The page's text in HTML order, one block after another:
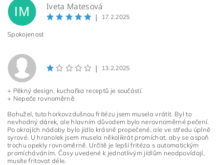
IM Iveta Matesová
| 17.2.2025
Spokojenost
| 13.2.2025
+ Pěkný design, kuchařka receptů je součástí.
+ Nepeče rovnoměrně
Bohužel, tuto horkovzdušnou fritézu jsem musela vrátit. Byl to
nevhodný dárek, ale hlavním důvodem bylo nerovnoměrné pečení.
Po okrajích nádoby bylo jídlo krásně propečené, ale ve středu úplně
syrové. U hranolek jsem musela několikrát promíchat, aby se aspoň
trochu opekly rovnoměrně. Určitě je lepší fritéza s automatickým
promícháváním. Časy uvedené k jednotlivým jídlům neodpovídají,
musíte fritovat déle.